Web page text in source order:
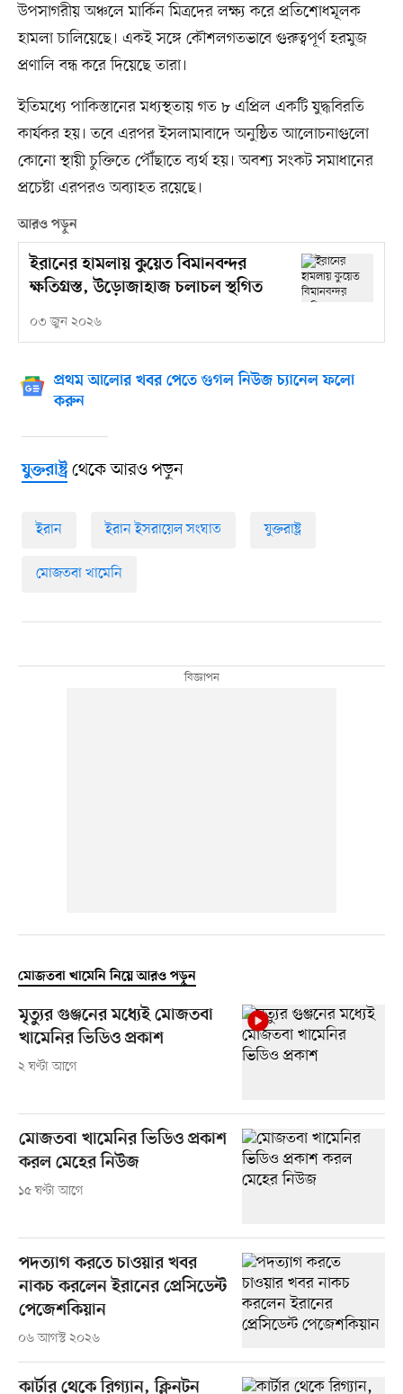
উপসাগরীয় অঞ্চলে মার্কিন মিত্রদের লক্ষ্য করে প্রতিশোধমূলক
হামলা চালিয়েছে। একই সঙ্গে কৌশলগতভাবে গুরুত্বপূর্ণ হরমুজ
প্রণালি বন্ধ করে দিয়েছে তারা।
ইতিমধ্যে পাকিস্তানের মধ্যস্থতায় গত ৮ এপ্রিল একটি যুদ্ধবিরতি
কার্যকর হয়। তবে এরপর ইসলামাবাদে অনুষ্ঠিত আলোচনাগুলো
কোনো স্থায়ী চুক্তিতে পৌঁছাতে ব্যর্থ হয়। অবশ্য সংকট সমাধানের
প্রচেষ্টা এরপরও অব্যাহত রয়েছে।
আরও পড়ুন
ইরানের হামলায় কুয়েত বিমানবন্দর
ক্ষতিগ্রস্ত, উড়োজাহাজ চলাচল স্থগিত
০৩ জুন ২০২৬
প্রথম আলোর খবর পেতে গুগল নিউজ চ্যানেল ফলো
করুন
যুক্তরাষ্ট্রথেকে আরও পড়ুন
ইরান ইরান ইসরায়েল সংঘাত যুক্তরাষ্ট্র
মোজতবা খামেনি
মোজতবা খামেনি নিয়ে আরও পড়ুন
মৃত্যুর গুঞ্জনের মধ্যেই মোজতবা
খামেনির ভিডিও প্রকাশ
২ ঘণ্টা আগে
মোজতবা খামেনির ভিডিও প্রকাশ
করল মেহের নিউজ
১৫ ঘণ্টা আগে
পদত্যাগ করতে চাওয়ার খবর
নাকচ করলেন ইরানের প্রেসিডেন্ট
পেজেশকিয়ান
০৬ আগস্ট ২০২৬
কার্টার থেকে রিগ্যান, ক্লিনটন